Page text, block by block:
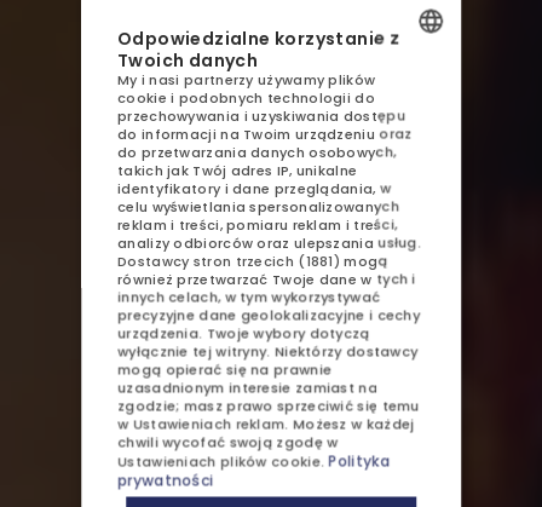
NOCLEGI
GASTRONOMIA
AQUAPARK
SPA
ATRAKCJE
GALERIA
KONTAKT
SPRZEDAŻ APARTAMENTÓW
OFERTY I PROMOCJE
POLISH
ENGLISH
GERMAN
CZECH
Odpowiedzialne korzystanie z
Twoich danych
My i nasi partnerzy używamy plików
cookie i podobnych technologii do
przechowywania i uzyskiwania dostępu
do informacji na Twoim urządzeniu oraz
do przetwarzania danych osobowych,
takich jak Twój adres IP, unikalne
identyfikatory i dane przeglądania, w
celu wyświetlania spersonalizowanych
reklam i treści, pomiaru reklam i treści,
analizy odbiorców oraz ulepszania usług.
Dostawcy stron trzecich (1881) mogą
również przetwarzać Twoje dane w tych i
innych celach, w tym wykorzystywać
precyzyjne dane geolokalizacyjne i cechy
urządzenia. Twoje wybory dotyczą
wyłącznie tej witryny. Niektórzy dostawcy
mogą opierać się na prawnie
uzasadnionym interesie zamiast na
zgodzie; masz prawo sprzeciwić się temu
wUstawieniach reklam. Możesz w każdej
chwili wycofać swoją zgodę w
Ustawieniach plików cookie. Polityka
prywatności